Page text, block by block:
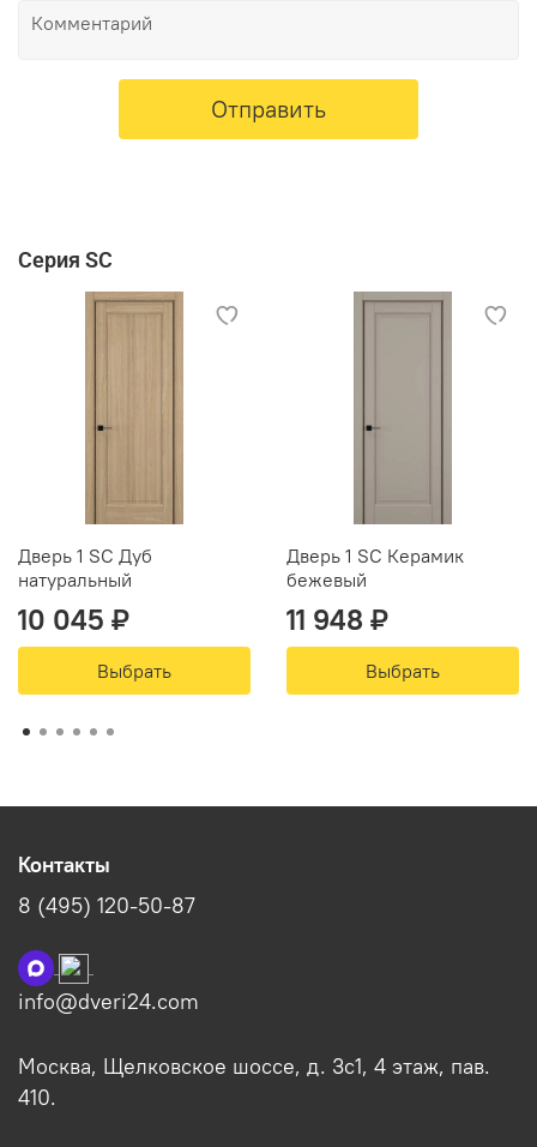
Отправить
Серия SC
Дверь 1 SC Дуб
натуральный
10 045 ₽
Выбрать
Дверь 1 SC Керамик
бежевый
11 948 ₽
Выбрать
Контакты
8 (495) 120-50-87
info@dveri24.com
Москва, Щелковское шоссе, д. 3с1, 4 этаж, пав.
410.